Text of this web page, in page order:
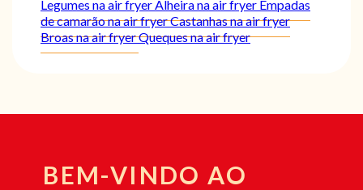
Legumes na air fryer Alheira na air fryer Empadas
de camarão na air fryerCastanhas na air fryer
Broas na air fryerQueques na air fryer
BEM-VINDO AO